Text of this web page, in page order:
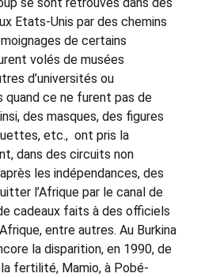
Etats-Unis par des chemins
de certains
volés de musées
d’universités ou
ce ne furent pas de
des masques, des figures
etc., ont pris la
dans des circuits non
les indépendances, des
l’Afrique par le canal de
cadeaux faits à des officiels
entre autres. Au Burkina
la disparition, en 1990, de
fertilité, Mamio, à Pobé-